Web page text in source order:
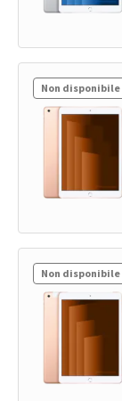
Non disponibile
Non disponibile